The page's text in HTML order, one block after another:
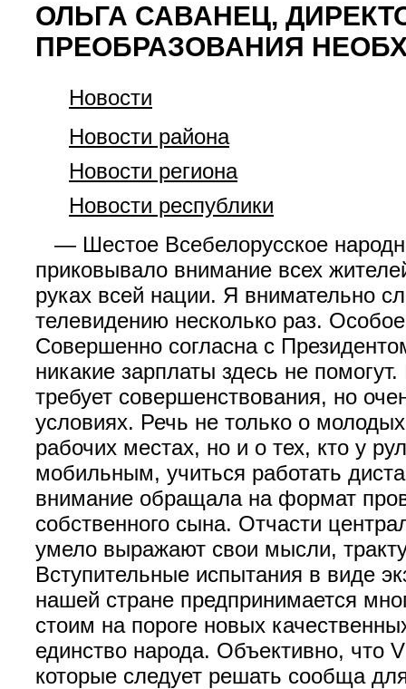
ОЛЬГА САВАНЕЦ,
ПРЕОБРАЗОВАНИЯ
Новости
Новости района
Новости региона
Новости республики
— Шестое Всебелорусское
приковывало внимание всех
руках всей нации. Я внимательно
телевидению несколько раз.
Совершенно согласна с
никакие зарплаты здесь не
требует совершенствования, но
условиях. Речь не только о
рабочих местах, но и о тех, кто у
мобильным, учиться работать
внимание обращала на формат
собственного сына. Отчасти
умело выражают свои мысли,
Вступительные испытания в виде
нашей стране предпринимается
стоим на пороге новых
единство народа. Объективно, что
которые следует решать сообща